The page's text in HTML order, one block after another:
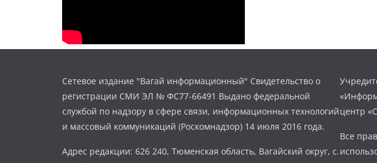
Сетевое издание "Вагай информационный" Свидетельство о
регистрации СМИ ЭЛ № ФС77-66491 Выдано федеральной
службой по надзору в сфере связи, информационных технологий
и массовый коммуникаций (Роскомнадзор) 14 июля 2016 года.
Адрес редакции: 626 240, Тюменская область, Вагайский округ, с.
центр
Все